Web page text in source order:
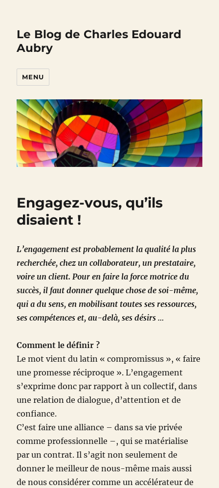
Le Blog de Charles Edouard
Aubry
MENU
Engagez-vous, qu’ils
disaient !
L’engagement est probablement la qualité la plus
recherchée, chez un collaborateur, un prestataire,
voire un client. Pour en faire la force motrice du
succès, il faut donner quelque chose de soi-même,
qui a du sens, en mobilisant toutes ses ressources,
ses compétences et, au-delà, ses désirs …
Comment le définir ?
Le mot vient du latin « compromissus », « faire
une promesse réciproque ». L’engagement
s’exprime donc par rapport à un collectif, dans
une relation de dialogue, d’attention et de
confiance.
C’est faire une alliance – dans sa vie privée
comme professionnelle –, qui se matérialise
par un contrat. Il s’agit non seulement de
donner le meilleur de nous-même mais aussi
de nous considérer comme un accélérateur de